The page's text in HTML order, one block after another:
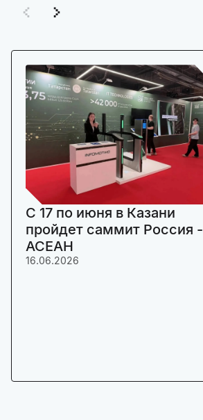
C 17 по июня в Казани
пройдет саммит Россия -
АСЕАН
16.06.2026